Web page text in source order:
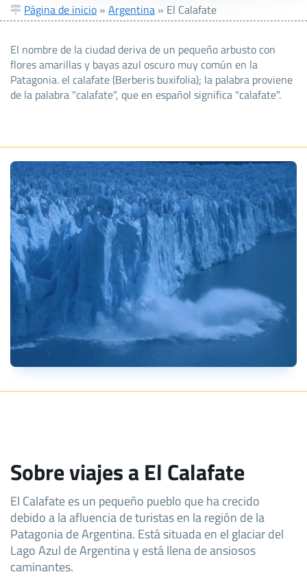
Página de inicio » Argentina » El Calafate
El nombre de la ciudad deriva de un pequeño arbusto con
flores amarillas y bayas azul oscuro muy común en la
Patagonia. el calafate (Berberis buxifolia); la palabra proviene
de la palabra "calafate", que en español significa "calafate".
Sobre viajes a El Calafate
El Calafate es un pequeño pueblo que ha crecido
debido a la afluencia de turistas en la región de la
Patagonia de Argentina. Está situada en el glaciar del
Lago Azul de Argentina y está llena de ansiosos
caminantes.